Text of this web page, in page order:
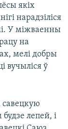
якіх
нарадзіліся
У міжваенны
на
мелі добры
вучыліся ў
савецкую
лепей, і